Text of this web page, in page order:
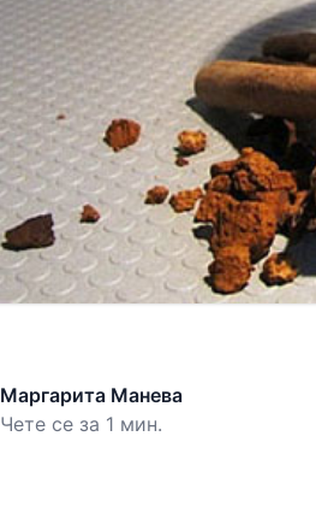
Маргарита Манева
Чете се за 1 мин.